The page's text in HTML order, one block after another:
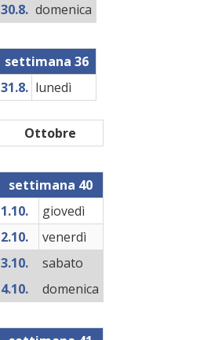
30.8. domenica
settimana 36
31.8. lunedì
Ottobre
settimana 40
1.10.
giovedì
2.10.
venerdì
3.10.
sabato
4.10.
domenica